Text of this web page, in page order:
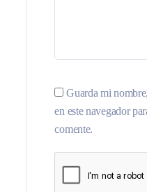
Guarda mi
en este navegador
comente.